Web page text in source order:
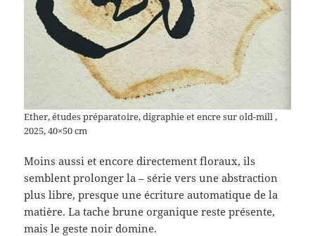
Ether, études préparatoire, digraphie et encre sur old-mill ,
2025, 40×50 cm
Moins aussi et encore directement floraux, ils
semblent prolonger la – série vers une abstraction
plus libre, presque une écriture automatique de la
matière. La tache brune organique reste présente,
mais le geste noir domine.